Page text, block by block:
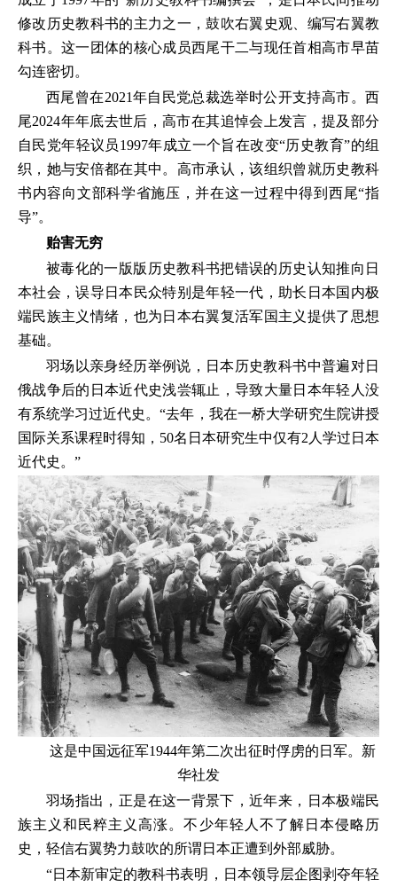
修改历史教科书的主力之一，鼓吹右翼史观、编写右翼教
科书。这一团体的核心成员西尾干二与现任首相高市早苗
勾连密切。
西尾曾在2021年自民党总裁选举时公开支持高市。西
尾2024年年底去世后，高市在其追悼会上发言，提及部分
自民党年轻议员1997年成立一个旨在改变“历史教育”的组
织，她与安倍都在其中。高市承认，该组织曾就历史教科
书内容向文部科学省施压，并在这一过程中得到西尾“指
导”。
贻害无穷
被毒化的一版版历史教科书把错误的历史认知推向日
本社会，误导日本民众特别是年轻一代，助长日本国内极
端民族主义情绪，也为日本右翼复活军国主义提供了思想
基础。
羽场以亲身经历举例说，日本历史教科书中普遍对日
俄战争后的日本近代史浅尝辄止，导致大量日本年轻人没
有系统学习过近代史。“去年，我在一桥大学研究生院讲授
国际关系课程时得知，50名日本研究生中仅有2人学过日本
近代史。”
这是中国远征军1944年第二次出征时俘虏的日军。新
华社发
羽场指出，正是在这一背景下，近年来，日本极端民
族主义和民粹主义高涨。不少年轻人不了解日本侵略历
史，轻信右翼势力鼓吹的所谓日本正遭到外部威胁。
“日本新审定的教科书表明，日本领导层企图剥夺年轻